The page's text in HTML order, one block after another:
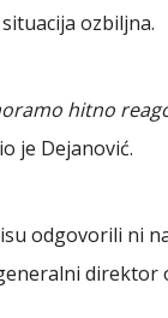
ozbiljna.
hitno
je Dejanović.
odgovorili ni
direktor